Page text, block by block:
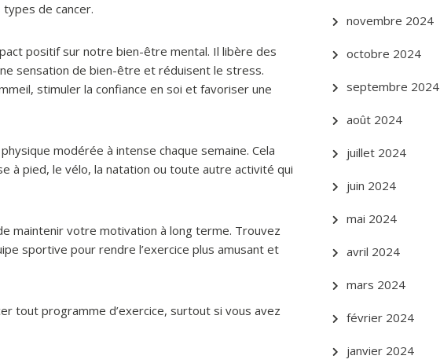
de cancer.
positif sur notre bien-être mental. Il libère des
sensation de bien-être et réduisent le stress.
stimuler la confiance en soi et favoriser une
modérée à intense chaque semaine. Cela
à pied, le vélo, la natation ou toute autre activité qui
maintenir votre motivation à long terme. Trouvez
sportive pour rendre l’exercice plus amusant et
tout programme d’exercice, surtout si vous avez
novembre 2024
octobre 2024
septembre 2024
août 2024
juillet 2024
juin 2024
mai 2024
avril 2024
mars 2024
février 2024
janvier 2024